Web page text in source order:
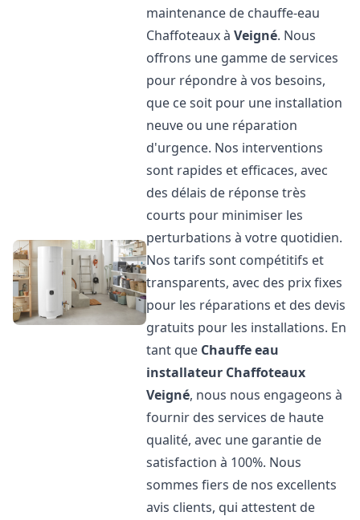
maintenance de chauffe-eau
Chaffoteaux àVeigné. Nous
offrons une gamme de services
pour répondre à vos besoins,
que ce soit pour une installation
neuve ou une réparation
d'urgence. Nos interventions
sont rapides et efficaces, avec
des délais de réponse très
courts pour minimiser les
perturbations à votre quotidien.
Nos tarifs sont compétitifs et
transparents, avec des prix fixes
pour les réparations et des devis
gratuits pour les installations. En
tant que Chauffe eau
installateur Chaffoteaux
Veigné, nous nous engageons à
fournir des services de haute
qualité, avec une garantie de
satisfaction à 100%. Nous
sommes fiers de nos excellents
avis clients, qui attestent de